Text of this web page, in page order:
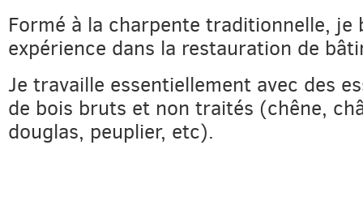
Formé à la charpente traditionnelle, je
expérience dans la restauration de
​Je travaille essentiellement avec des
de bois bruts et non traités (chêne,
douglas, peuplier, etc).